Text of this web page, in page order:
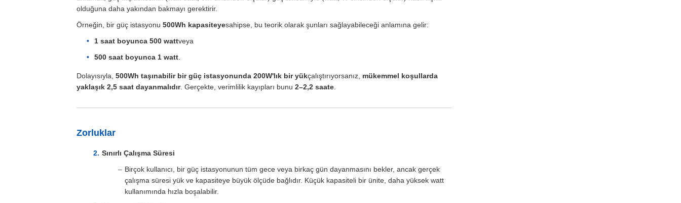
olduğuna daha yakından bakmayı gerektirir.
Örneğin, bir güç istasyonu 500Wh kapasiteyesahipse, bu teorik olarak şunları sağlayabileceği anlamına gelir:
1 saat boyunca 500 wattveya
500 saat boyunca 1 watt.
Dolayısıyla, 500Wh taşınabilir bir güç istasyonunda 200W'lık bir yükçalıştırıyorsanız, mükemmel koşullarda
yaklaşık 2,5 saat dayanmalıdır. Gerçekte, verimlilik kayıpları bunu 2–2,2 saate.
Zorluklar
Sınırlı Çalışma Süresi
Birçok kullanıcı, bir güç istasyonunun tüm gece veya birkaç gün dayanmasını bekler, ancak gerçek
çalışma süresi yük ve kapasiteye büyük ölçüde bağlıdır. Küçük kapasiteli bir ünite, daha yüksek watt
kullanımında hızla boşalabilir.